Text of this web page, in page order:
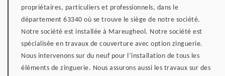
propriétaires, particuliers et professionnels, dans le
département 63340 où se trouve le siège de notre société.
Notre société est installée à Mareugheol. Notre société est
spécialisée en travaux de couverture avec option zinguerie.
Nous intervenons sur du neuf pour l’installation de tous les
éléments de zinguerie. Nous assurons aussi les travaux sur des